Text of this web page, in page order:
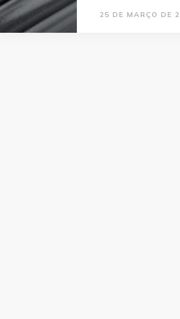
25 DE MARÇO DE